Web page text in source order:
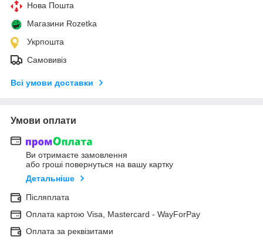
Нова Пошта
Магазини Rozetka
Укрпошта
Самовивіз
Всі умови доставки
Умови оплати
Ви отримаєте замовлення
або гроші повернуться на вашу картку
Детальніше
Післяплата
Оплата картою Visa, Mastercard - WayForPay
Оплата за реквізитами